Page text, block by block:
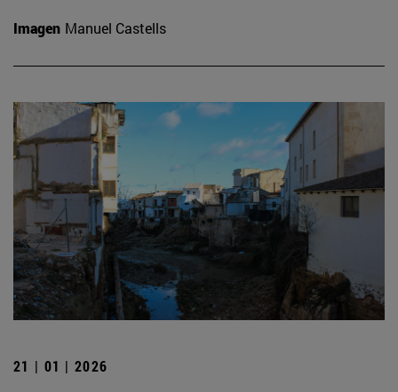
Imagen Manuel Castells
21 | 01 | 2026